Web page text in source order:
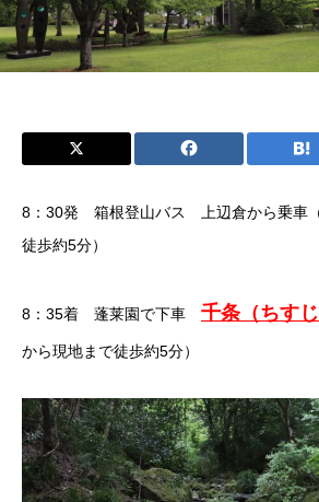
8：30発 箱根登山バス 上辺倉から乗車
徒歩約5分）
8：35着 蓬莱園で下車 千条（ちす
から現地まで徒歩約5分）